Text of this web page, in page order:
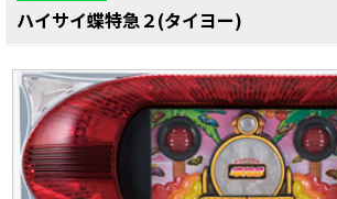
ハイサイ蝶特急２(タイヨー)